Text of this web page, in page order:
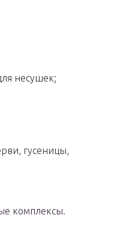
несушек;
гусеницы,
комплексы.